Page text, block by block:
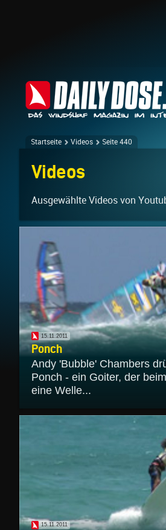
Startseite Videos Seite 440
Videos
Ausgewählte Videos von
15.11.2011
Ponch
Andy 'Bubble' Chambers
Ponch - ein Goiter, der
eine Welle...
15.11.2011